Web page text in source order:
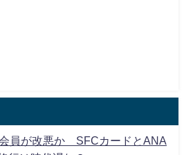
会員が改悪か SFCカードとANA